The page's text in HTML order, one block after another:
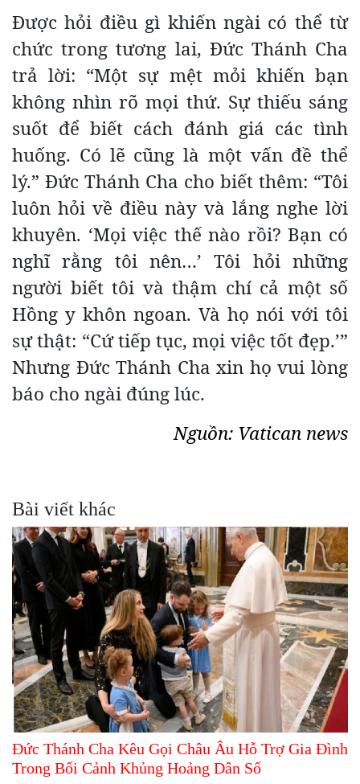
Được hỏi điều gì khiến ngài có thể từ
chức trong tương lai, Đức Thánh Cha
trả lời: “Một sự mệt mỏi khiến bạn
không nhìn rõ mọi thứ. Sự thiếu sáng
suốt để biết cách đánh giá các tình
huống. Có lẽ cũng là một vấn đề thể
lý.” Đức Thánh Cha cho biết thêm: “Tôi
luôn hỏi về điều này và lắng nghe lời
khuyên. ‘Mọi việc thế nào rồi? Bạn có
nghĩ rằng tôi nên…’ Tôi hỏi những
người biết tôi và thậm chí cả một số
Hồng y khôn ngoan. Và họ nói với tôi
sự thật: “Cứ tiếp tục, mọi việc tốt đẹp.’”
Nhưng Đức Thánh Cha xin họ vui lòng
báo cho ngài đúng lúc.
Nguồn: Vatican news
Bài viết khác
Đức Thánh Cha Kêu Gọi Châu Âu Hỗ Trợ Gia Đình
Trong Bối Cảnh Khủng Hoảng Dân Số